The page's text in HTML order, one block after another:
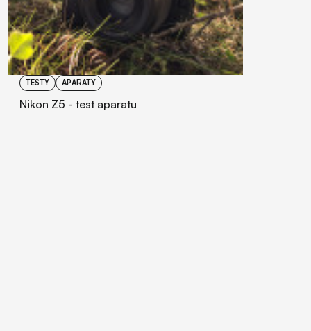
TESTY APARATY
Nikon Z5 - test aparatu